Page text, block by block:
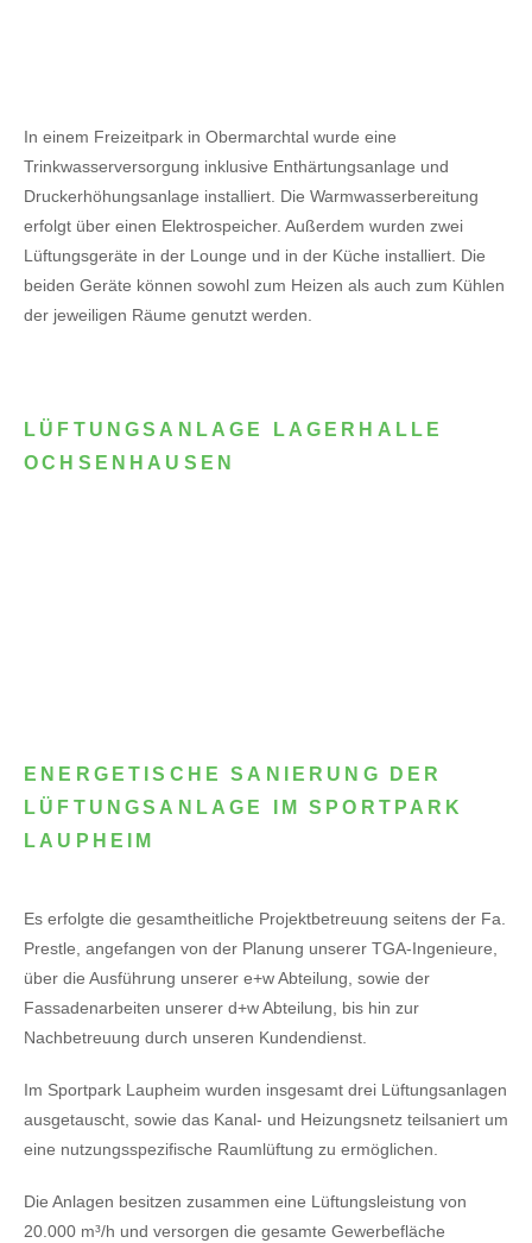
In einem Freizeitpark in Obermarchtal wurde eine
Trinkwasserversorgung inklusive Enthärtungsanlage und
Druckerhöhungsanlage installiert. Die Warmwasserbereitung
erfolgt über einen Elektrospeicher. Außerdem wurden zwei
Lüftungsgeräte in der Lounge und in der Küche installiert. Die
beiden Geräte können sowohl zum Heizen als auch zum Kühlen
der jeweiligen Räume genutzt werden.
LÜFTUNGSANLAGE LAGERHALLE
OCHSENHAUSEN
ENERGETISCHE SANIERUNG DER
LÜFTUNGSANLAGE IM SPORTPARK
LAUPHEIM
Es erfolgte die gesamtheitliche Projektbetreuung seitens der Fa.
Prestle, angefangen von der Planung unserer TGA-Ingenieure,
über die Ausführung unserer e+w Abteilung, sowie der
Fassadenarbeiten unserer d+w Abteilung, bis hin zur
Nachbetreuung durch unseren Kundendienst.
Im Sportpark Laupheim wurden insgesamt drei Lüftungsanlagen
ausgetauscht, sowie das Kanal- und Heizungsnetz teilsaniert um
eine nutzungsspezifische Raumlüftung zu ermöglichen.
Die Anlagen besitzen zusammen eine Lüftungsleistung von
20.000 m³/h und versorgen die gesamte Gewerbefläche